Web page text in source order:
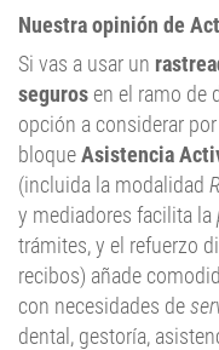
Nuestra opinión de
Si vas a usar un
seguros en el ramo de
opción a considerar
bloqueAsistencia
(incluida la modalidad
y mediadores facilita la
trámites, y el refuerzo
recibos) añade
con necesidades de
dental, gestoría,